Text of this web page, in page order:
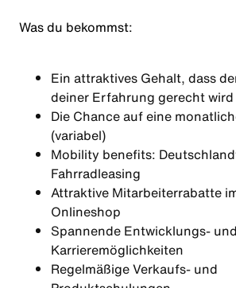
Was du bekommst:
Ein attraktives Gehalt, dass
deiner Erfahrung gerecht wird
Die Chance auf eine
(variabel)
Mobility benefits:
Fahrradleasing
Attraktive Mitarbeiterrabatte
Onlineshop
Spannende Entwicklungs- und
Karrieremöglichkeiten
Regelmäßige Verkaufs- und